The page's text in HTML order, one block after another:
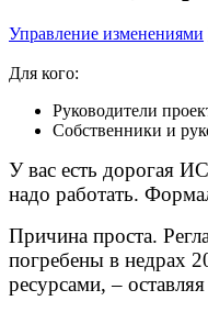
Управление изменениями
Для кого:
Руководители
Собственники и
У вас есть дорогая
надо работать.
Причина проста.
погребены в недрах
ресурсами, –